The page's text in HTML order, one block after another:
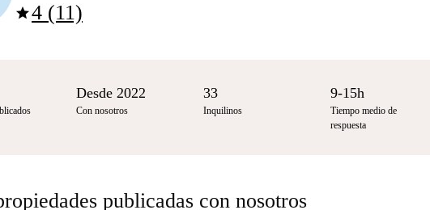
star4 (11)
Desde 2022
Con nosotros
33
Inquilinos
9-15h
Tiempo medio de
respuesta
publicadas con nosotros